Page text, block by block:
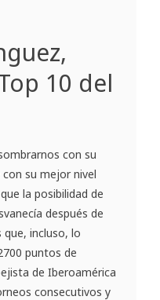
10 del
con su
su mejor nivel
la posibilidad de
después de
incluso, lo
puntos de
de Iberoamérica
consecutivos y